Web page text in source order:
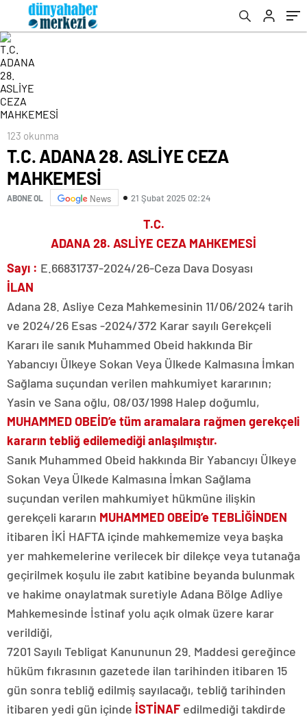
123 okunma
T.C. ADANA 28. ASLİYE CEZA
MAHKEMESİ
ABONE OL News 21 Şubat 2025 02:24
T.C.
ADANA 28. ASLİYE CEZA MAHKEMESİ
Sayı : E.66831737-2024/26-Ceza Dava Dosyası
İLAN
Adana 28. Asliye Ceza Mahkemesinin 11/06/2024 tarih
ve 2024/26 Esas -2024/372 Karar sayılı Gerekçeli
Kararı ile sanık Muhammed Obeid hakkında Bir
Yabancıyı Ülkeye Sokan Veya Ülkede Kalmasına İmkan
Sağlama suçundan verilen mahkumiyet kararının;
Yasin ve Sana oğlu, 08/03/1998 Halep doğumlu,
MUHAMMED OBEİD’etüm aramalara rağmen gerekçeli
kararın tebliğ edilemediği anlaşılmıştır.
Sanık Muhammed Obeid hakkında Bir Yabancıyı Ülkeye
Sokan Veya Ülkede Kalmasına İmkan Sağlama
suçundan verilen mahkumiyet hükmüne ilişkin
gerekçeli kararın MUHAMMED OBEİD’eTEBLİĞİNDEN
itibaren İKİ HAFTA içinde mahkememize veya başka
yer mahkemelerine verilecek bir dilekçe veya tutanağa
geçirilmek koşulu ile zabıt katibine beyanda bulunmak
ve hakime onaylatmak suretiyle Adana Bölge Adliye
Mahkemesinde İstinaf yolu açık olmak üzere karar
verildiği,
7201 Sayılı Tebligat Kanununun 29. Maddesi gereğince
hüküm fıkrasının gazetede ilan tarihinden itibaren 15
gün sonra tebliğ edilmiş sayılacağı, tebliğ tarihinden
itibaren yedi gün içinde İSTİNAF edilmediği takdirde